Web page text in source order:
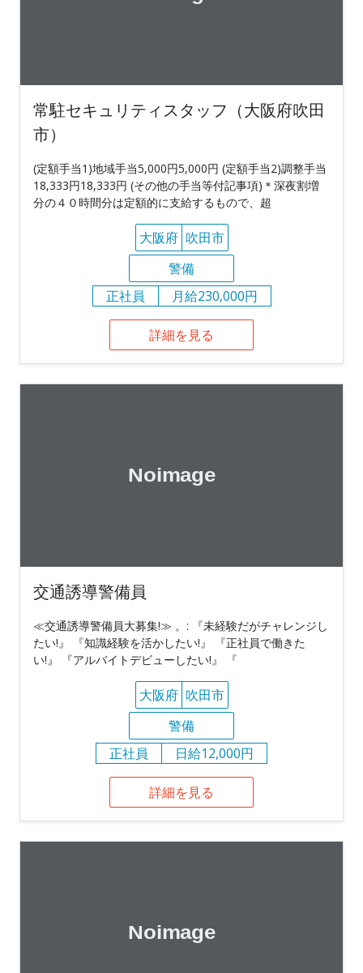
常駐セキュリティスタッフ（大阪府吹田
市）
(定額手当1)地域手当5,000円5,000円 (定額手当2)調整手当
18,333円18,333円 (その他の手当等付記事項)＊深夜割増
分の４０時間分は定額的に支給するもので、超
大阪府 吹田市
警備
正社員
月給230,000円
詳細を見る
交通誘導警備員
≪交通誘導警備員大募集!≫ 。: 『未経験だがチャレンジし
たい!』 『知識経験を活かしたい!』 『正社員で働きた
い!』 『アルバイトデビューしたい!』 『
大阪府 吹田市
警備
正社員
日給12,000円
詳細を見る